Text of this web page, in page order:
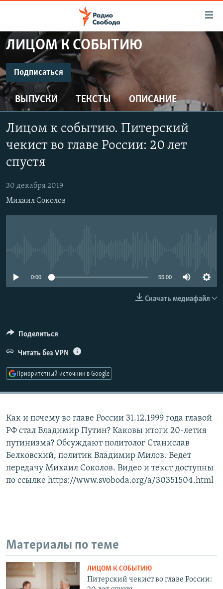
упрощенного
доступа
Вернуться
к
основному
содержанию
Вернутся
главной
навигации
поиску
ПРОГРАММЫ
ПОДКАСТЫ
АВТОРСКИЕ ПРОЕКТЫ
ЦИТАТЫ СВОБОДЫ
МНЕНИЯ
КУЛЬТУРА
IDEL.РЕАЛИИ
СЕВЕР.РЕАЛИИ
СИБИРЬ.РЕАЛИИ
СОЦИАЛЬНЫЕ СЕТИ
ЛИЦОМ К СОБЫТИЮ
Подписаться
ПОДПИСАТЬСЯ
Подписаться
ВЫПУСКИ ТЕКСТЫ ОПИСАНИЕ
Лицом к событию. Питерский
чекист во главе России: 20 лет
спустя
30 декабря 2019
Михаил Соколов
0:00 55:00
Скачать медиафайл
Поделиться
Читать без VPN
Приоритетный источник в Google
Как и почему во главе России 31.12.1999 года главой
РФ стал Владимир Путин? Каковы итоги 20-летия
путинизма? Обсуждают политолог Станислав
Белковский, политик Владимир Милов. Ведет
передачу Михаил Соколов. Видео и текст доступны
по ссылке https://www.svoboda.org/a/30351504.html
Материалы по теме
ЛИЦОМ К СОБЫТИЮ
Питерский чекист во главе России: